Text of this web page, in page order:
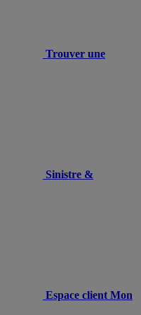
Trouver une
Sinistre &
Espace client Mon